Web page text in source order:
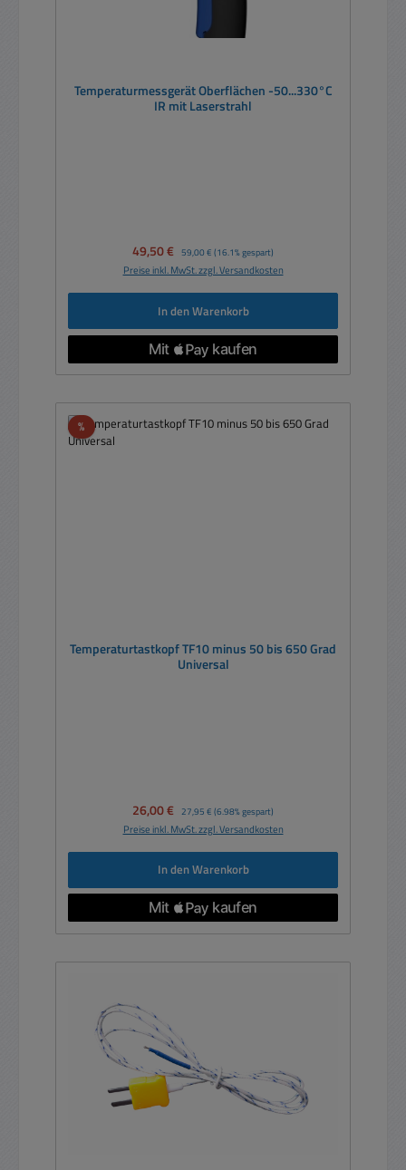
Temperaturmessgerät Oberflächen -50...330°C
IR mit Laserstrahl
Verkaufspreis:
49,50 € Regulärer Preis:
59,00 € (16.1% gespart)
Preise inkl. MwSt. zzgl. Versandkosten
In den Warenkorb
%Rabatt
Temperaturtastkopf TF10 minus 50 bis 650 Grad
Universal
Verkaufspreis:
26,00 € Regulärer Preis:
27,95 € (6.98% gespart)
Preise inkl. MwSt. zzgl. Versandkosten
In den Warenkorb